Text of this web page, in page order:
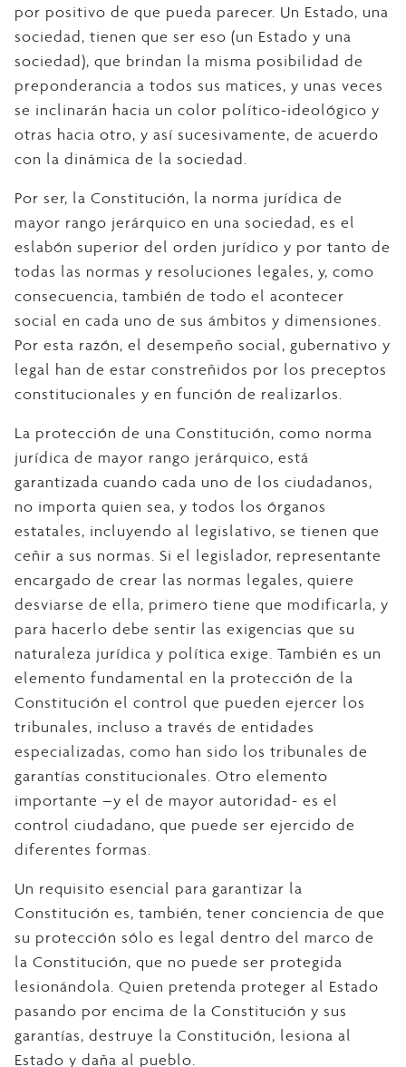
por positivo de que pueda parecer. Un Estado, una
sociedad, tienen que ser eso (un Estado y una
sociedad), que brindan la misma posibilidad de
preponderancia a todos sus matices, y unas veces
se inclinarán hacia un color político-ideológico y
otras hacia otro, y así sucesivamente, de acuerdo
con la dinámica de la sociedad.
Por ser, la Constitución, la norma jurídica de
mayor rango jerárquico en una sociedad, es el
eslabón superior del orden jurídico y por tanto de
todas las normas y resoluciones legales, y, como
consecuencia, también de todo el acontecer
social en cada uno de sus ámbitos y dimensiones.
Por esta razón, el desempeño social, gubernativo y
legal han de estar constreñidos por los preceptos
constitucionales y en función de realizarlos.
La protección de una Constitución, como norma
jurídica de mayor rango jerárquico, está
garantizada cuando cada uno de los ciudadanos,
no importa quien sea, y todos los órganos
estatales, incluyendo al legislativo, se tienen que
ceñir a sus normas. Si el legislador, representante
encargado de crear las normas legales, quiere
desviarse de ella, primero tiene que modificarla, y
para hacerlo debe sentir las exigencias que su
naturaleza jurídica y política exige. También es un
elemento fundamental en la protección de la
Constitución el control que pueden ejercer los
tribunales, incluso a través de entidades
especializadas, como han sido los tribunales de
garantías constitucionales. Otro elemento
importante –y el de mayor autoridad- es el
control ciudadano, que puede ser ejercido de
diferentes formas.
Un requisito esencial para garantizar la
Constitución es, también, tener conciencia de que
su protección sólo es legal dentro del marco de
la Constitución, que no puede ser protegida
lesionándola. Quien pretenda proteger al Estado
pasando por encima de la Constitución y sus
garantías, destruye la Constitución, lesiona al
Estado y daña al pueblo.